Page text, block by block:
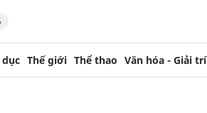
dục Thế giới Thể thao Văn hóa - Giải trí